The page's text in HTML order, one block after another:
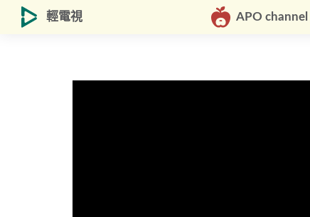
輕電視 APO channel